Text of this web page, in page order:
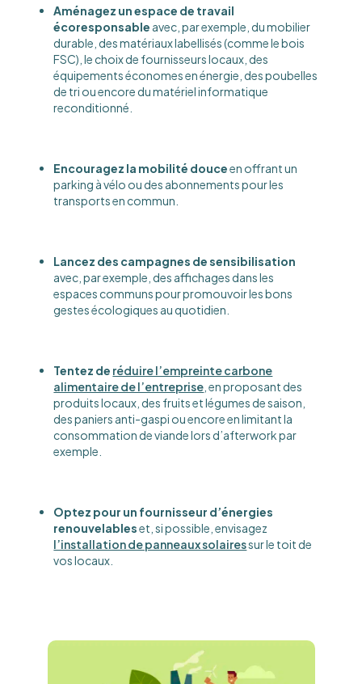
Aménagez un espace de travail
écoresponsable avec, par exemple, du mobilier
durable, des matériaux labellisés (comme le bois
FSC), le choix de fournisseurs locaux, des
équipements économes en énergie, des poubelles
de tri ou encore du matériel informatique
reconditionné.
Encouragez la mobilité douceen offrant un
parking à vélo ou des abonnements pour les
transports en commun.
Lancez des campagnes de sensibilisation
avec, par exemple, des affichages dans les
espaces communs pour promouvoir les bons
gestes écologiques au quotidien.
Tentez de réduire l’empreinte carbone
alimentaire de l’entreprise , en proposant des
produits locaux, des fruits et légumes de saison,
des paniers anti-gaspi ou encore en limitant la
consommation de viande lors d’afterwork par
exemple.
Optez pour un fournisseur d’énergies
renouvelableset, si possible, envisagez
l’installation de panneaux solairessur le toit de
vos locaux.